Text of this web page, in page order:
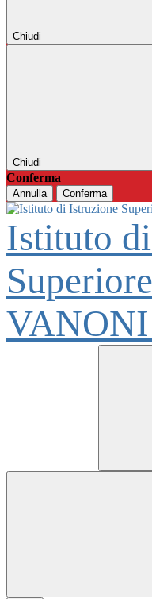
Chiudi
Chiudi
Conferma
Annulla Conferma
Istituto
Superiore
VANONI